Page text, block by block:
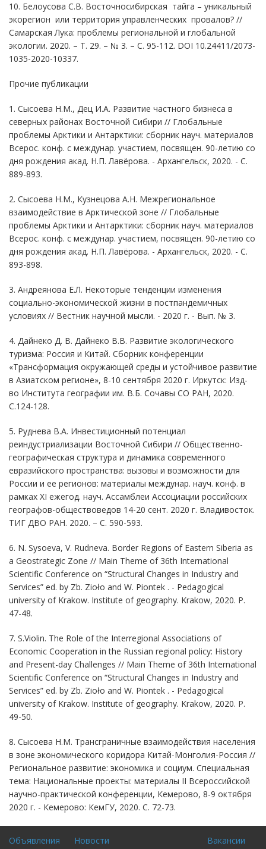
10. Белоусова С.В. Восточносибирская тайга – уникальный
экорегион или территория управленческих провалов? //
Самарская Лука: проблемы региональной и глобальной
экологии. 2020. – Т. 29. – № 3. – С. 95-112. DOI 10.24411/2073-
1035-2020-10337.
Прочие публикации
1. Сысоева Н.М., Дец И.А. Развитие частного бизнеса в
северных районах Восточной Сибири // Глобальные
проблемы Арктики и Антарктики: сборник науч. материалов
Всерос. конф. с междунар. участием, посвящен. 90-летию со
дня рождения акад. Н.П. Лавёрова. - Архангельск, 2020. - С.
889-893.
2. Сысоева Н.М., Кузнецова А.Н. Межрегиональное
взаимодействие в Арктической зоне // Глобальные
проблемы Арктики и Антарктики: сборник науч. материалов
Всерос. конф. с междунар. участием, посвящен. 90-летию со
дня рождения акад. Н.П. Лавёрова. - Архангельск, 2020. - С.
893-898.
3. Андреянова Е.Л. Некоторые тенденции изменения
социально-экономической жизни в постпандемичных
условиях // Вестник научной мысли. - 2020 г. - Вып. № 3.
4. Дайнеко Д. В. Дайнеко В.В. Развитие экологического
туризма: Россия и Китай. Сборник конференции
«Трансформация окружающей среды и устойчивое развитие
в Азиатском регионе», 8-10 сентября 2020 г. Иркутск: Изд-
во Института географии им. В.Б. Сочавы СО РАН, 2020.
С.124-128.
5. Руднева В.А. Инвестиционный потенциал
реиндустриализации Восточной Сибири // Общественно-
географическая структура и динамика современного
евразийского пространства: вызовы и возможности для
России и ее регионов: материалы междунар. науч. конф. в
рамках XI ежегод. науч. Ассамблеи Ассоциации российских
географов-обществоведов 14-20 сент. 2020 г. Владивосток.
ТИГ ДВО РАН. 2020. – С. 590-593.
6. N. Sysoeva, V. Rudneva. Border Regions of Eastern Siberia as
a Geostrategic Zone // Main Theme of 36th International
Scientific Conference on “Structural Changes in Industry and
Services” ed. by Zb. Zioło and W. Piontek . - Pedagogical
university of Krakow. Institute of geography. Krakow, 2020. P.
47-48.
7. S.Violin. The Role of the Interregional Associations of
Economic Cooperation in the Russian regional policy: History
and Present-day Challenges // Main Theme of 36th International
Scientific Conference on “Structural Changes in Industry and
Services” ed. by Zb. Zioło and W. Piontek . - Pedagogical
university of Krakow. Institute of geography. Krakow, 2020. P.
49-50.
8. Сысоева Н.М. Трансграничные взаимодействия населения
в зоне экономического коридора Китай-Монголия-Россия //
Региональное развитие: экономика и социум. Специальная
тема: Национальные проекты: материалы II Всероссийской
научно-практической конференции, Кемерово, 8-9 октября
2020 г. - Кемерово: КемГУ, 2020. С. 72-73.
Объявления Новости Вакансии